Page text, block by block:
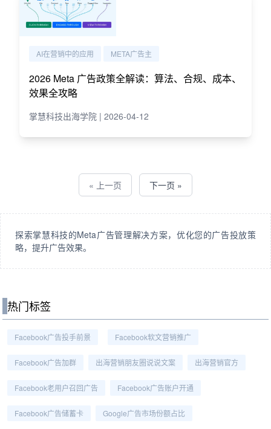
AI在营销中的应用 META广告主
2026 Meta 广告政策全解读：算法、合规、成本、
效果全攻略
掌慧科技出海学院 | 2026-04-12
« 上一页 下一页 »
探索掌慧科技的Meta广告管理解决方案，优化您的广告投放策
略，提升广告效果。
热门标签
Facebook广告投手前景 Facebook软文营销推广
Facebook广告加群 出海营销朋友圈说说文案 出海营销官方
Facebook老用户召回广告 Facebook广告账户开通
Facebook广告储蓄卡 Google广告市场份额占比